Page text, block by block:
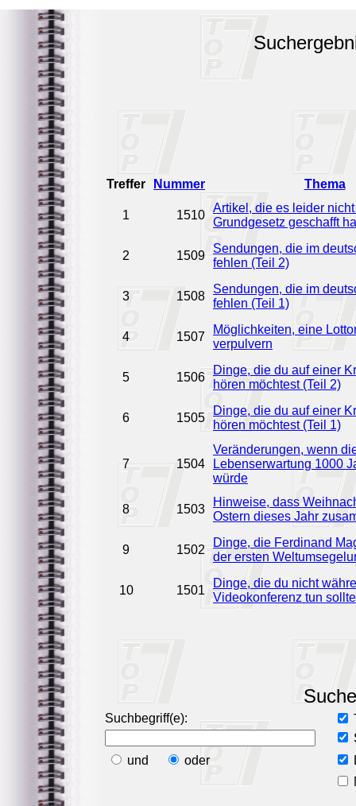
Treffer Nummer Thema
1 1510
Artikel, die es leider
Grundgesetz geschafft
2 1509
Sendungen, die im
fehlen (Teil 2)
3 1508
Sendungen, die im
fehlen (Teil 1)
4 1507
Möglichkeiten, eine
verpulvern
5 1506
Dinge, die du auf einer
hören möchtest (Teil 2)
6 1505
Dinge, die du auf einer
hören möchtest (Teil 1)
7 1504
Veränderungen, wenn
Lebenserwartung 1000
würde
8 1503
Hinweise, dass
Ostern dieses Jahr
9 1502
Dinge, die Ferdinand
der ersten
10 1501
Dinge, die du nicht
Videokonferenz tun
Suche
Suchbegriff(e):
und
oder